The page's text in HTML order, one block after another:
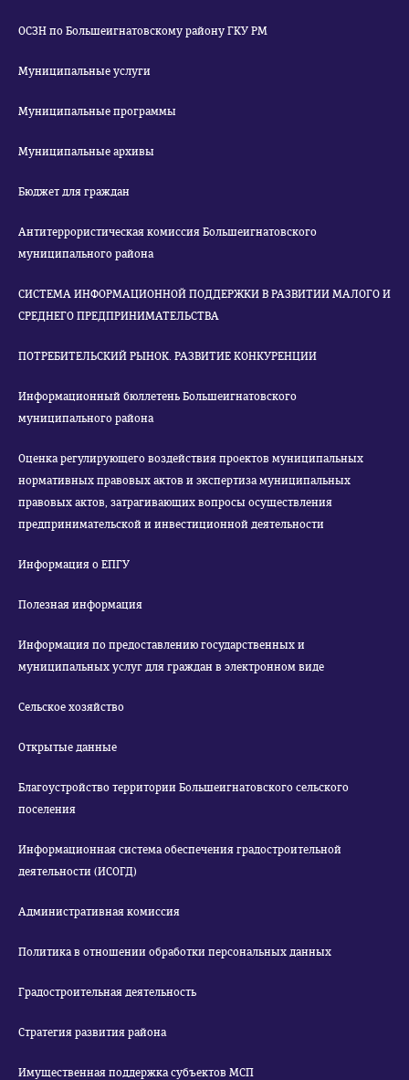
ОСЗН по Большеигнатовскому району ГКУ РМ
Муниципальные услуги
Муниципальные программы
Муниципальные архивы
Бюджет для граждан
Антитеррористическая комиссия Большеигнатовского
муниципального района
СИСТЕМА ИНФОРМАЦИОННОЙ ПОДДЕРЖКИ В РАЗВИТИИ МАЛОГО И
СРЕДНЕГО ПРЕДПРИНИМАТЕЛЬСТВА
ПОТРЕБИТЕЛЬСКИЙ РЫНОК. РАЗВИТИЕ КОНКУРЕНЦИИ
Информационный бюллетень Большеигнатовского
муниципального района
Оценка регулирующего воздействия проектов муниципальных
нормативных правовых актов и экспертиза муниципальных
правовых актов, затрагивающих вопросы осуществления
предпринимательской и инвестиционной деятельности
Информация о ЕПГУ
Полезная информация
Информация по предоставлению государственных и
муниципальных услуг для граждан в электронном виде
Сельское хозяйство
Открытые данные
Благоустройство территории Большеигнатовского сельского
поселения
Информационная система обеспечения градостроительной
деятельности (ИСОГД)
Административная комиссия
Политика в отношении обработки персональных данных
Градостроительная деятельность
Стратегия развития района
Имущественная поддержка субъектов МСП